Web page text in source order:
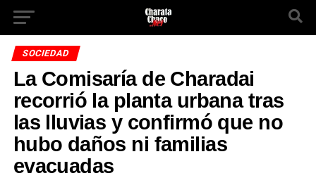
SOCIEDAD
La Comisaría de Charadai
recorrió la planta urbana tras
las lluvias y confirmó que no
hubo daños ni familias
evacuadas